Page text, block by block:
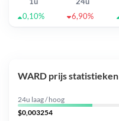
0,10%
6,90%
WARD prijs statistieken
24u laag / hoog
$0,003254